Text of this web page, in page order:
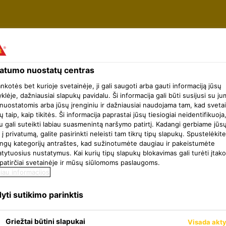
Paieškos rezultatai
nuostatų centras
bet kurioje svetainėje, ji gali saugoti arba gauti informaciją jūsų
dažniausiai slapukų pavidalu. Ši informacija gali būti susijusi su
arba jūsų įrenginiu ir dažniausiai naudojama tam, kad
taip, kaip tikitės. Ši informacija paprastai jūsų tiesiogiai neidentifikuoja,
gali suteikti labiau suasmenintą naršymo patirtį. Kadangi gerbiame jūsų
privatumą, galite pasirinkti neleisti tam tikrų tipų slapukų. Spustelėkite
kategorijų antraštes, kad sužinotumėte daugiau ir pakeistumėte
nustatymus. Kai kurių tipų slapukų blokavimas gali turėti
svetainėje ir mūsų siūlomoms paslaugoms.
informacijos
sutikimo parinktis
Griežtai būtini slapukai Visada